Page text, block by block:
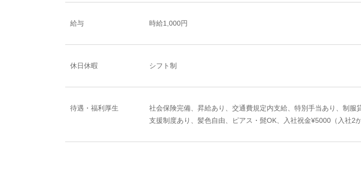
給与 時給1,000円
休日休暇 シフト制
待遇・福利厚生
社会保険完備、昇給あり、交通費規定内支給、特別手当あり、制
支援制度あり、髪色自由、ピアス・髭OK、入社祝金¥5000（入社2か